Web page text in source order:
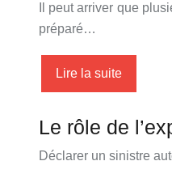
Il peut arriver que
préparé…
Lire la suite
Le rôle de
Déclarer un sinistre